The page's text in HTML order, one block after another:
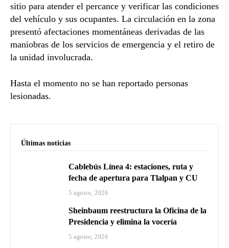
sitio para atender el percance y verificar las condiciones
del vehículo y sus ocupantes. La circulación en la zona
presentó afectaciones momentáneas derivadas de las
maniobras de los servicios de emergencia y el retiro de
la unidad involucrada.
Hasta el momento no se han reportado personas
lesionadas.
Últimas noticias
Cablebús Línea 4: estaciones, ruta y
fecha de apertura para Tlalpan y CU
5 agosto, 2026
Sheinbaum reestructura la Oficina de la
Presidencia y elimina la vocería
5 agosto, 2026